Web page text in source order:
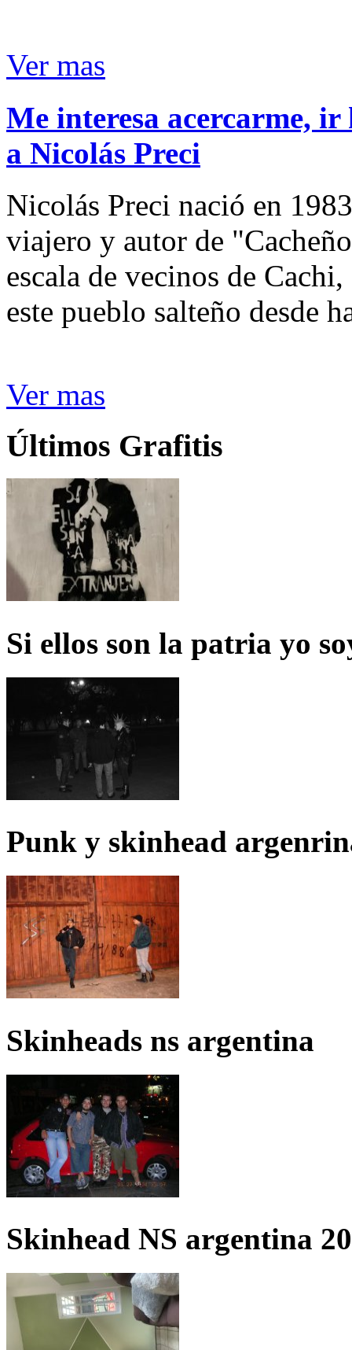
Ver mas
Me interesa acercarme,
a Nicolás Preci
Nicolás Preci nació en
viajero y autor de
escala de vecinos de
este pueblo salteño desde
Ver mas
Últimos Grafitis
Si ellos son la patria yo
Punk y skinhead
Skinheads ns argentina
Skinhead NS argentina